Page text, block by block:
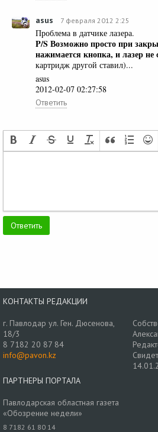
asus 7 февраля 2012 2:25
Проблема в датчике лазера.
P/S Возможно просто при
нажимается кнопка, и лазер не
картридж другой ставил)...
asus
2012-02-07 02:27:58
Ответить
КОНТАКТЫ РЕДАКЦИИ
г. Павлодар ул. Ген. Дюсенова,
18/3
8 7182 20 87 84
info@pavon.kz
ПАРТНЕРЫ ПОРТАЛА
Павлодарская областная газета
«Обозрение недели»
8 7182 61 80 14